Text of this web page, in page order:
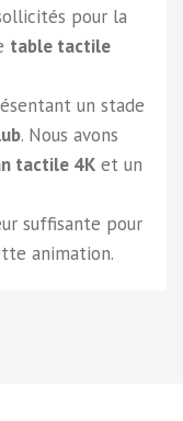
pour la
table tactile
un stade
. Nous avons
tactile 4K et un
suffisante pour
animation.